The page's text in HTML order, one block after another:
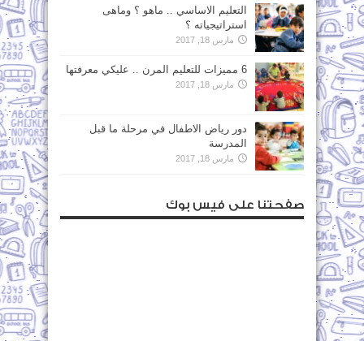
التعليم الاساسي .. ماهو ؟ وماهى
استراتيجياته ؟
مارس 18, 2017
6 مميزات للتعليم المرن .. عليكي معرفتها
مارس 18, 2017
دور رياض الاطفال في مرحلة ما قبل
المدرسة
مارس 18, 2017
صفحتنا على فيس بوك